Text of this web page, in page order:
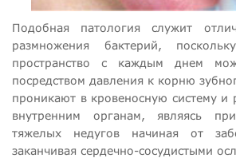
Подобная патология служит
размножения бактерий,
пространство с каждым днем
посредством давления к корню
проникают в кровеносную систему и
внутренним органам, являясь
тяжелых недугов начиная от
заканчивая сердечно-сосудистыми